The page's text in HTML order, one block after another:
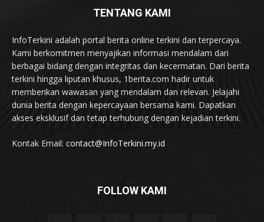
TENTANG KAMI
InfoTerkini adalah portal berita online terkini dan terpercaya.
Kami berkomitmen menyajikan informasi mendalam dari
berbagai bidang dengan integritas dan kecermatan. Dari berita
terkini hingga liputan khusus, 1berita.com hadir untuk
memberikan wawasan yang mendalam dan relevan. Jelajahi
dunia berita dengan kepercayaan bersama kami. Dapatkan
akses eksklusif dan tetap terhubung dengan kejadian terkini.
Kontak Email: contact@InfoTerkini.my.id
FOLLOW KAMI